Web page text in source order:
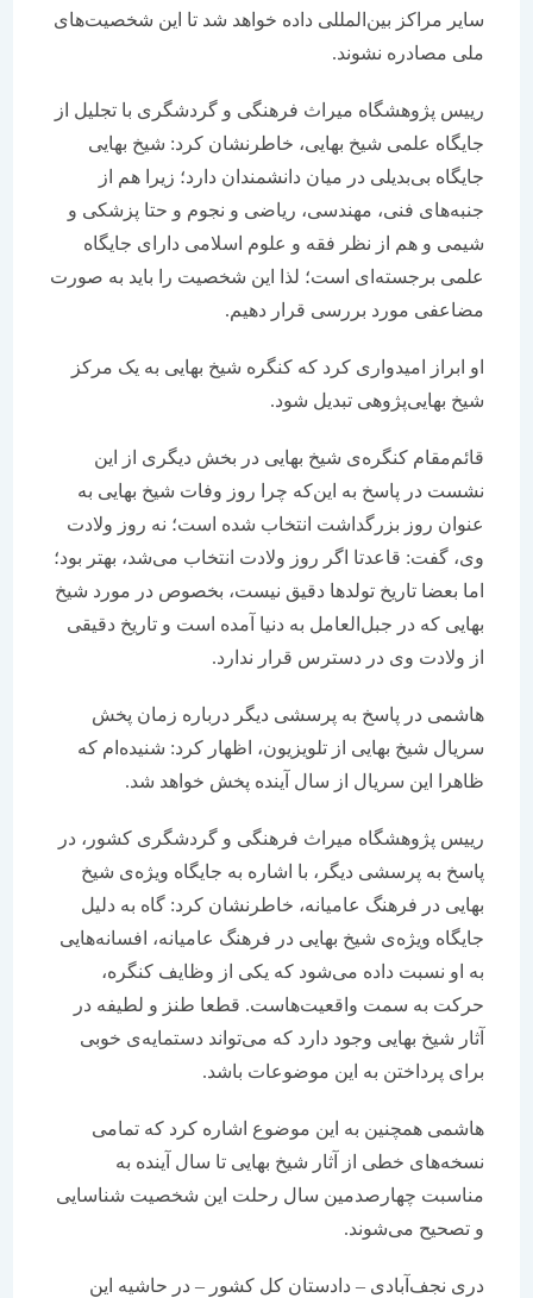
سایر مراکز بین‌المللی داده خواهد شد تا این شخصیت‌های
ملی مصادره نشوند.
رییس پژوهشگاه میراث فرهنگی و گردشگری با تجلیل از
جایگاه علمی شیخ بهایی، خاطرنشان کرد: شیخ بهایی
جایگاه بی‌بدیلی در میان دانشمندان دارد؛ زیرا هم از
جنبه‌های فنی، مهندسی، ریاضی و نجوم و حتا پزشکی و
شیمی و هم از نظر فقه و علوم اسلامی دارای جایگاه
علمی برجسته‌ای است؛ لذا این شخصیت را باید به صورت
مضاعفی مورد بررسی قرار دهیم.
او ابراز امیدواری کرد که کنگره‌ شیخ بهایی به یک مرکز
شیخ بهایی‌پژوهی تبدیل شود.
قائم‌مقام کنگره‌ی شیخ بهایی در بخش دیگری از این
نشست در پاسخ به این‌که چرا روز وفات شیخ بهایی به
عنوان روز بزرگداشت انتخاب شده است؛ نه روز ولادت
وی، گفت: قاعدتا اگر روز ولادت انتخاب می‌شد، بهتر بود؛
اما بعضا تاریخ تولدها دقیق نیست، بخصوص در مورد شیخ
بهایی که در جبل‌العامل به دنیا آمده است و تاریخ دقیقی
از ولادت وی در دسترس قرار ندارد.
هاشمی در پاسخ به پرسشی دیگر درباره‌ زمان پخش
سریال شیخ بهایی از تلویزیون، اظهار کرد: شنیده‌ام که
ظاهرا این سریال از سال آینده پخش خواهد شد.
رییس پژوهشگاه میراث فرهنگی و گردشگری کشور، در
پاسخ به پرسشی دیگر، با اشاره به جایگاه ویژه‌ی شیخ
بهایی در فرهنگ عامیانه، خاطرنشان کرد: گاه به دلیل
جایگاه ویژه‌ی شیخ بهایی در فرهنگ عامیانه، افسانه‌هایی
به او نسبت داده می‌شود که یکی از وظایف کنگره،
حرکت به سمت واقعیت‌هاست. قطعا طنز و لطیفه در
آثار شیخ بهایی وجود دارد که می‌تواند دستمایه‌ی خوبی
برای پرداختن به این موضوعات باشد.
هاشمی همچنین به این موضوع اشاره کرد که تمامی
نسخه‌های خطی از آثار شیخ بهایی تا سال آینده به
مناسبت چهارصدمین سال رحلت این شخصیت شناسایی
و تصحیح می‌شوند.
دری نجف‌آبادی – دادستان کل کشور – در حاشیه‌ این